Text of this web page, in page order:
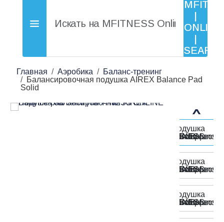
Главная Аэробика
Баланс-тренинг
Балансировочная подушка AIREX Balance Pad
Solid